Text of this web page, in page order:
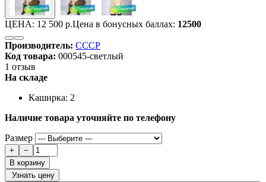
ЦЕНА: 12 500 р.Цена в бонусных баллах: 12500
Производитель: СССР
Код товара: 000545-светлый
1 отзыв
На складе
Каширка: 2
Наличие товара уточняйте по телефону
Размер
+
−
В корзину
Узнать цену